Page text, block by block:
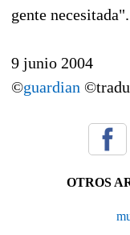
gente necesitada".
9 junio 2004
©guardian
OTROS